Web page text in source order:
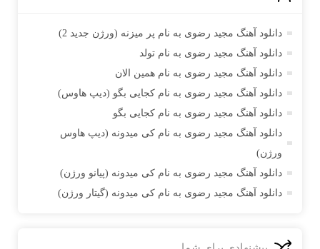
دانلود آهنگ مجید رضوی به نام پر میزنه (ورژن جدید 2)
دانلود آهنگ مجید رضوی به نام تولد
دانلود آهنگ مجید رضوی به نام همین الان
دانلود آهنگ مجید رضوی به نام کجایی بگو (دیپ هاوس)
دانلود آهنگ مجید رضوی به نام کجایی بگو
دانلود آهنگ مجید رضوی به نام کی میدونه (دیپ هاوس
ورژن)
دانلود آهنگ مجید رضوی به نام کی میدونه (پیانو ورژن)
دانلود آهنگ مجید رضوی به نام کی میدونه (گیتار ورژن)